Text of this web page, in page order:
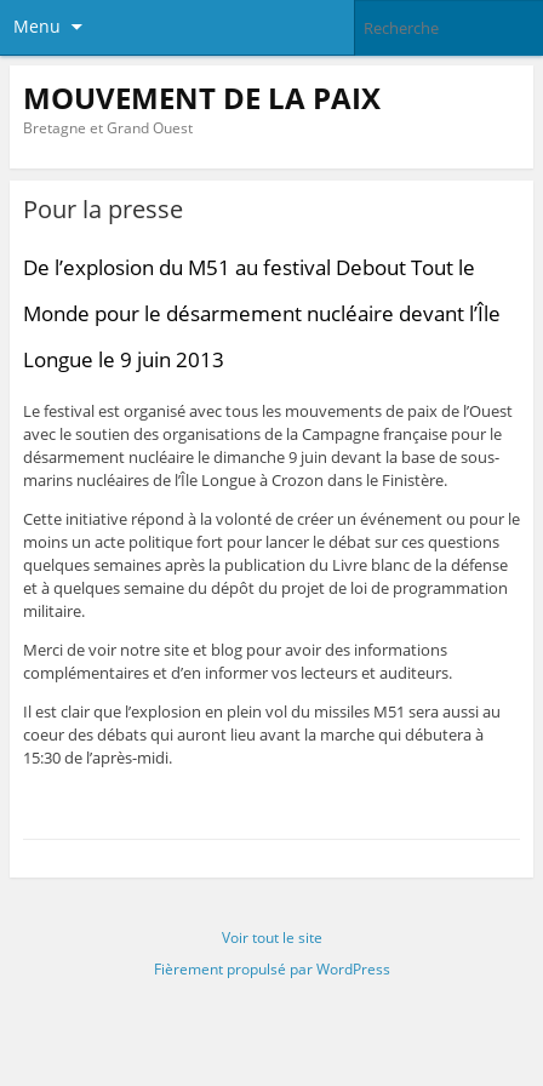
Menu
MOUVEMENT DE LA PAIX
Bretagne et Grand Ouest
Pour la presse
De l’explosion du M51 au festival Debout Tout le
Monde pour le désarmement nucléaire devant l’Île
Longue le 9 juin 2013
Le festival est organisé avec tous les mouvements de paix de l’Ouest
avec le soutien des organisations de la Campagne française pour le
désarmement nucléaire le dimanche 9 juin devant la base de sous-
marins nucléaires de l’Île Longue à Crozon dans le Finistère.
Cette initiative répond à la volonté de créer un événement ou pour le
moins un acte politique fort pour lancer le débat sur ces questions
quelques semaines après la publication du Livre blanc de la défense
et à quelques semaine du dépôt du projet de loi de programmation
militaire.
Merci de voir notre site et blog pour avoir des informations
complémentaires et d’en informer vos lecteurs et auditeurs.
Il est clair que l’explosion en plein vol du missiles M51 sera aussi au
coeur des débats qui auront lieu avant la marche qui débutera à
15:30 de l’après-midi.
Voir tout le site
Fièrement propulsé par WordPress